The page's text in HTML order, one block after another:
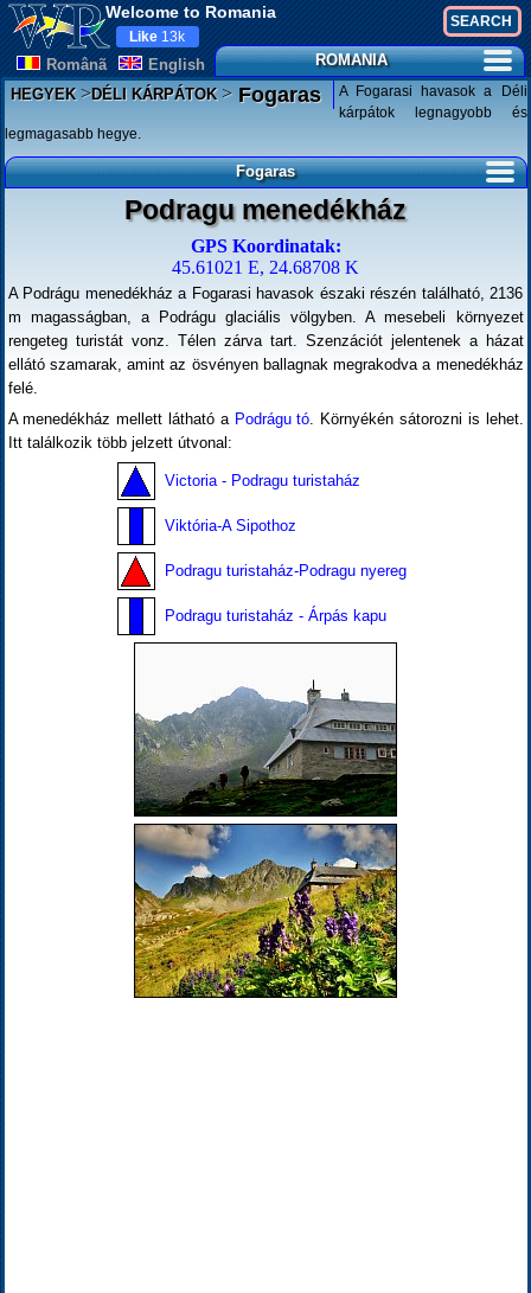
Welcome to Romania
Românã English
Like 13k
ROMANIA
HEGYEK>DÉLI KÁRPÁTOK>Fogaras
A Fogarasi havasok a Déli
kárpátok legnagyobb és
legmagasabb hegye.
Fogaras
Podragu menedékház
GPS Koordinatak:
45.61021 E, 24.68708 K
A Podrágu menedékház a Fogarasi havasok északi részén található, 2136
m magasságban, a Podrágu glaciális völgyben. A mesebeli környezet
rengeteg turistát vonz. Télen zárva tart. Szenzációt jelentenek a házat
ellátó szamarak, amint az ösvényen ballagnak megrakodva a menedékház
felé.
A menedékház mellett látható a Podrágu tó. Környékén sátorozni is lehet.
Itt találkozik több jelzett útvonal:
Victoria - Podragu turistaház
Viktória-A Sipothoz
Podragu turistaház-Podragu nyereg
Podragu turistaház - Árpás kapu